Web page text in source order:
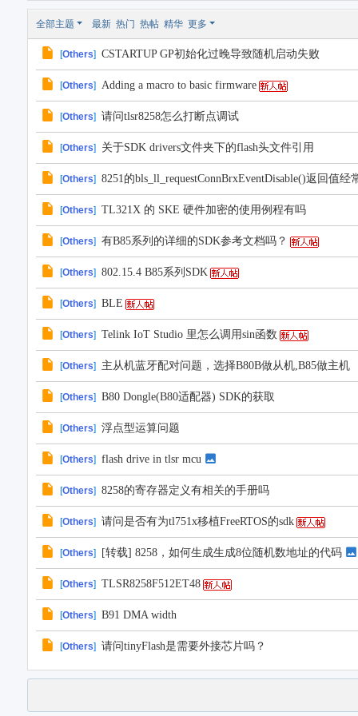
全部主题 最新 热门 热帖 精华 更多
[Others] CSTARTUP GP初始化过晚导致随机启动失败
[Others] Adding a macro to basic firmware
[Others] 请问tlsr8258怎么打断点调试
[Others] 关于SDK drivers文件夹下的flash头文件引用
[Others] 8251的bls_ll_requestConnBrxEventDisable()返回值经
[Others] TL321X 的 SKE 硬件加密的使用例程有吗
[Others] 有B85系列的详细的SDK参考文档吗？
[Others] 802.15.4 B85系列SDK
[Others] BLE
[Others] Telink IoT Studio 里怎么调用sin函数
[Others] 主从机蓝牙配对问题，选择B80B做从机,B85做主机
[Others] B80 Dongle(B80适配器) SDK的获取
[Others] 浮点型运算问题
[Others] flash drive in tlsr mcu
[Others] 8258的寄存器定义有相关的手册吗
[Others] 请问是否有为tl751x移植FreeRTOS的sdk
[Others] [转载] 8258，如何生成生成8位随机数地址的代码
[Others] TLSR8258F512ET48
[Others] B91 DMA width
[Others] 请问tinyFlash是需要外接芯片吗？